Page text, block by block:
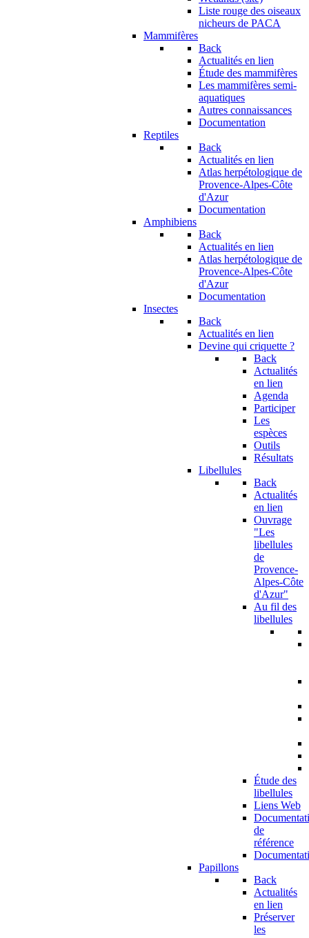
Liste rouge des oiseaux
nicheurs de PACA
Mammifères
Back
Actualités en lien
Étude des mammifères
Les mammifères semi-
aquatiques
Autres connaissances
Documentation
Reptiles
Back
Actualités en lien
Atlas herpétologique de
Provence-Alpes-Côte
d'Azur
Documentation
Amphibiens
Back
Actualités en lien
Atlas herpétologique de
Provence-Alpes-Côte
d'Azur
Documentation
Insectes
Back
Actualités en lien
Devine qui criquette ?
Back
Actualités
en lien
Agenda
Participer
Les
espèces
Outils
Résultats
Libellules
Back
Actualités
en lien
Ouvrage
"Les
libellules
de
Provence-
Alpes-Côte
d'Azur"
Au fil des
libellules
Étude des
libellules
Liens Web
de
référence
Papillons
Back
Actualités
en lien
Préserver
les